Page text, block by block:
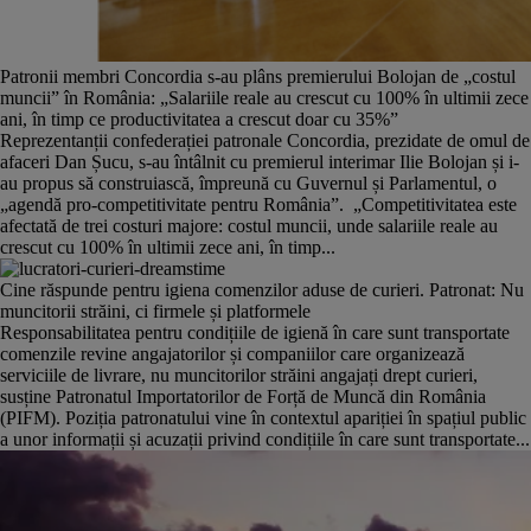
Patronii membri Concordia s-au plâns premierului Bolojan de „costul
muncii” în România: „Salariile reale au crescut cu 100% în ultimii zece
ani, în timp ce productivitatea a crescut doar cu 35%”
Reprezentanții confederației patronale Concordia, prezidate de omul de
afaceri Dan Șucu, s-au întâlnit cu premierul interimar Ilie Bolojan și i-
au propus să construiască, împreună cu Guvernul și Parlamentul, o
„agendă pro-competitivitate pentru România”. „Competitivitatea este
afectată de trei costuri majore: costul muncii, unde salariile reale au
crescut cu 100% în ultimii zece ani, în timp...
Cine răspunde pentru igiena comenzilor aduse de curieri. Patronat: Nu
muncitorii străini, ci firmele și platformele
Responsabilitatea pentru condițiile de igienă în care sunt transportate
comenzile revine angajatorilor și companiilor care organizează
serviciile de livrare, nu muncitorilor străini angajați drept curieri,
susține Patronatul Importatorilor de Forță de Muncă din România
(PIFM). Poziția patronatului vine în contextul apariției în spațiul public
a unor informații și acuzații privind condițiile în care sunt transportate...